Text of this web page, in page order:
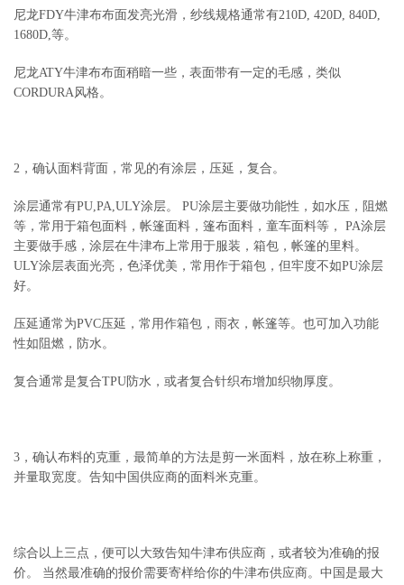
尼龙FDY牛津布布面发亮光滑，纱线规格通常有210D, 420D, 840D,
1680D,等。
尼龙ATY牛津布布面稍暗一些，表面带有一定的毛感，类似
CORDURA风格。
2，确认面料背面，常见的有涂层，压延，复合。
涂层通常有PU,PA,ULY涂层。 PU涂层主要做功能性，如水压，阻燃
等，常用于箱包面料，帐篷面料，篷布面料，童车面料等， PA涂层
主要做手感，涂层在牛津布上常用于服装，箱包，帐篷的里料。
ULY涂层表面光亮，色泽优美，常用作于箱包，但牢度不如PU涂层
好。
压延通常为PVC压延，常用作箱包，雨衣，帐篷等。也可加入功能
性如阻燃，防水。
复合通常是复合TPU防水，或者复合针织布增加织物厚度。
3，确认布料的克重，最简单的方法是剪一米面料，放在称上称重，
并量取宽度。告知中国供应商的面料米克重。
综合以上三点，便可以大致告知牛津布供应商，或者较为准确的报
价。 当然最准确的报价需要寄样给你的牛津布供应商。中国是最大